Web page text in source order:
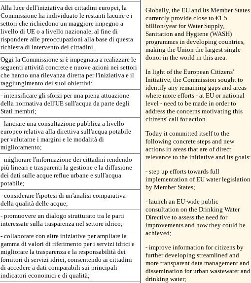
Alla luce dell'iniziativa dei cittadini europei, la
Commissione ha individuato le restanti lacune e i
settori che richiedono un maggiore impegno a
livello di UE o a livello nazionale, al fine di
rispondere alle preoccupazioni alla base di questa
richiesta di intervento dei cittadini.
Oggi la Commissione si è impegnata a realizzare le
seguenti attività concrete e nuove azioni nei settori
che hanno una rilevanza diretta per l'iniziativa e il
raggiungimento dei suoi obiettivi:
- intensificare gli sforzi per una piena attuazione
della normativa dell'UE sull'acqua da parte degli
Stati membri;
- lanciare una consultazione pubblica a livello
europeo relativa alla direttiva sull'acqua potabile
per valutarne i margini e le modalità di
miglioramento;
- migliorare l'informazione dei cittadini rendendo
più lineari e trasparenti la gestione e la diffusione
dei dati sulle acque reflue urbane e sull'acqua
potabile;
- considerare l'ipotesi di un'analisi comparativa
della qualità delle acque;
- promuovere un dialogo strutturato tra le parti
interessate sulla trasparenza nel settore idrico;
- collaborare con altre iniziative per ampliare la
gamma di valori di riferimento per i servizi idrici e
migliorare la trasparenza e la responsabilità dei
fornitori di servizi idrici, consentendo ai cittadini
di accedere a dati comparabili sui principali
indicatori economici e di qualità;
Globally, the EU and its Member States
currently provide close to €1.5
billion/year for Water Supply,
Sanitation and Hygiene (WASH)
programmes in developing countries,
making the Union the largest single
donor in the world in this area.
In light of the European Citizens'
Initiative, the Commission sought to
identify any remaining gaps and areas
where more efforts - at EU or national
level - need to be made in order to
address the concerns motivating this
citizens' call for action.
Today it committed itself to the
following concrete steps and new
actions in areas that are of direct
relevance to the initiative and its goals:
- step up efforts towards full
implementation of EU water legislation
by Member States;
- launch an EU-wide public
consultation on the Drinking Water
Directive to assess the need for
improvements and how they could be
achieved;
- improve information for citizens by
further developing streamlined and
more transparent data management and
dissemination for urban wastewater and
drinking water;